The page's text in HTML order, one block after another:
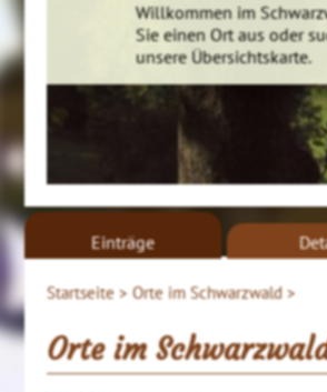
Willkommen im
Sie einen Ort aus oder
unsere Übersichtskarte.
Startseite > Orte im Schwarzwald >
Einträge
Orte im